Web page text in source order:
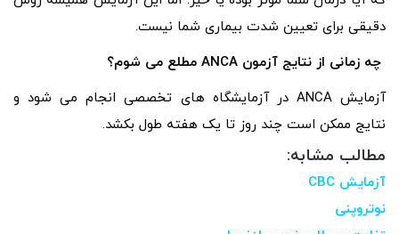
دقیقی برای تعیین شدت بیماری شما نیست.
چه زمانی از نتایج آزمون ANCA مطلع می شوم؟
آزمایش ANCA در آزمایشگاه های تخصصی انجام می شود و
نتایج ممکن است چند روز تا یک هفته طول بکشد.
مطالب مشابه:
آزمایش CBC
نوتروپنی